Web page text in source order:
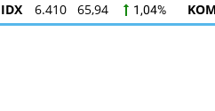
IDX 6.410 65,94 1,04%
KOMPAS100 845 12,09 1,45%